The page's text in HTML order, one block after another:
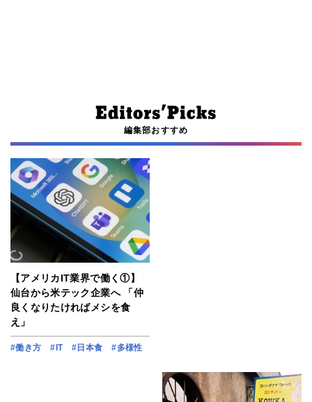
編集部おすすめ
【アメリカIT業界で働く①】
仙台から米テック企業へ 「仲
良くなりたければメシを食
え」
#働き方 #IT #日本食 #多様性